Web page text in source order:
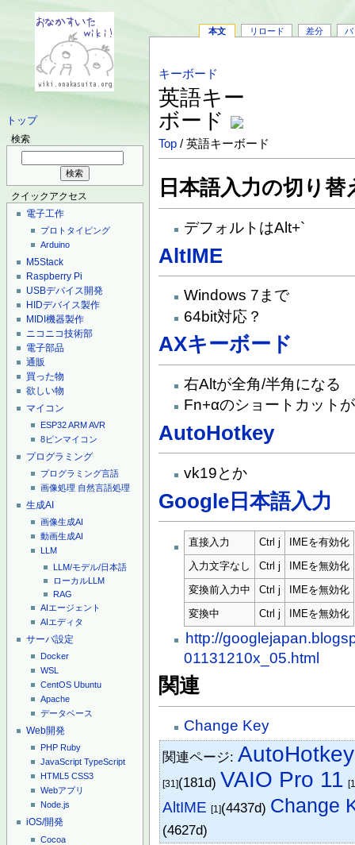
トップ
検索
クイックアクセス
電子工作
プロトタイピング
Arduino
M5Stack
Raspberry Pi
USBデバイス開発
HIDデバイス製作
MIDI機器製作
ニコニコ技術部
電子部品
通販
買った物
欲しい物
マイコン
ESP32ARMAVR
8ピンマイコン
プログラミング
プログラミング言語
画像処理 自然言語処理
生成AI
画像生成AI
動画生成AI
LLM
LLM/モデル/日本語
ローカルLLM
RAG
AIエージェント
AIエディタ
サーバ設定
Docker
WSL
CentOS Ubuntu
Apache
データベース
Web開発
PHP Ruby
JavaScript TypeScript
HTML5 CSS3
Webアプリ
Node.js
iOS/開発
Cocoa
本文 リロード 差分 バ
キーボード
英語キー
ボード
Top / 英語キーボード
日本語入力の切り替
デフォルトはAlt+`
AltIME
Windows 7まで
64bit対応？
AXキーボード
右Altが全角/半角になる
Fn+αのショートカット
AutoHotkey
vk19とか
Google日本語入力
直接入力 Ctrl j IMEを有効化
入力文字なし Ctrl j IMEを無効化
変換前入力中 Ctrl j IMEを無効化
変換中 Ctrl j IMEを無効化
http://
01131210x_05.html
関連
Change Key
関連ページ:AutoHotkey
[31](181d) VAIO Pro 11
AltIME [1](4437d) Change
(4627d)